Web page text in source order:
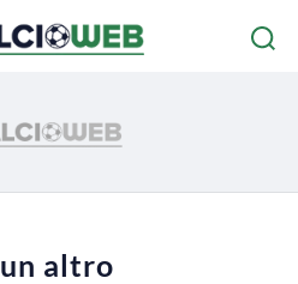
altro